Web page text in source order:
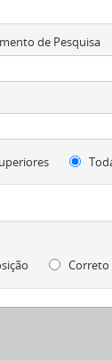
de Pesquisa
Correto